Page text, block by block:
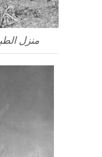
منزل